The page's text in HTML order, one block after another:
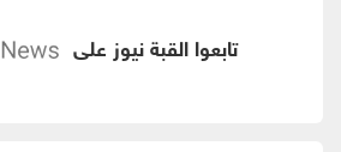
تابعوا القبة نيوز على